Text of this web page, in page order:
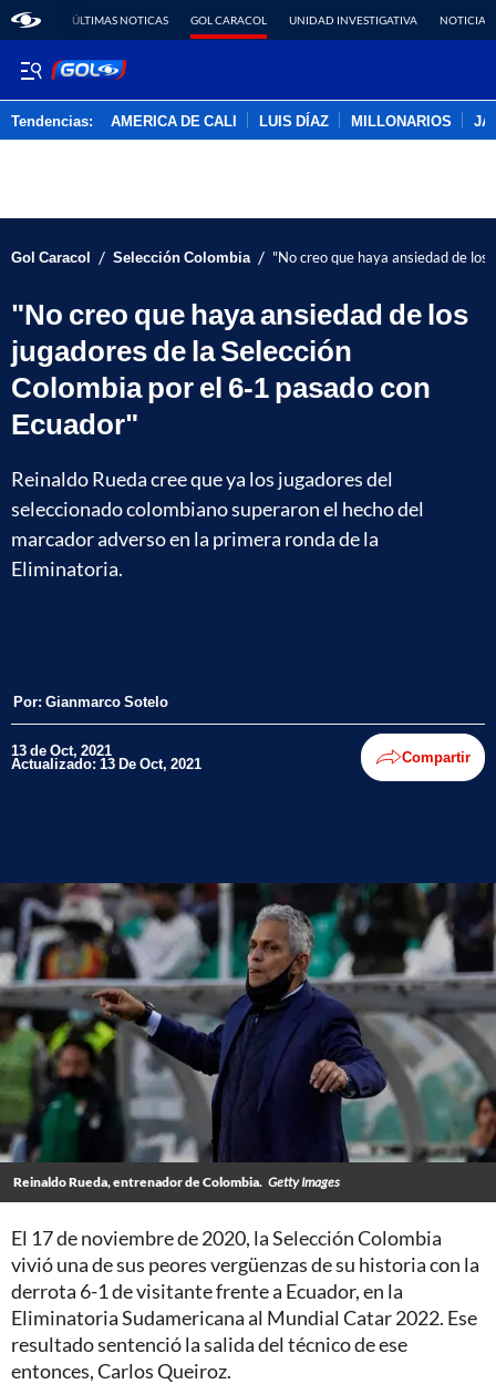
ÚLTIMAS NOTICAS GOL CARACOL UNIDAD INVESTIGATIVA NOTICIAS
Tendencias: AMERICA DE CALI LUIS DÍAZ MILLONARIOS
Gol Caracol / Selección Colombia / "No creo que haya ansiedad de
"No creo que haya ansiedad de los
jugadores de la Selección
Colombia por el 6-1 pasado con
Ecuador"
Reinaldo Rueda cree que ya los jugadores del
seleccionado colombiano superaron el hecho del
marcador adverso en la primera ronda de la
Eliminatoria.
Por: Gianmarco Sotelo
13 de Oct, 2021
Actualizado: 13 De Oct, 2021 Compartir
Reinaldo Rueda, entrenador de Colombia. Getty Images
El 17 de noviembre de 2020, la Selección Colombia
vivió una de sus peores vergüenzas de su historia con la
derrota 6-1 de visitante frente a Ecuador, en la
Eliminatoria Sudamericana al Mundial Catar 2022. Ese
resultado sentenció la salida del técnico de ese
entonces, Carlos Queiroz.